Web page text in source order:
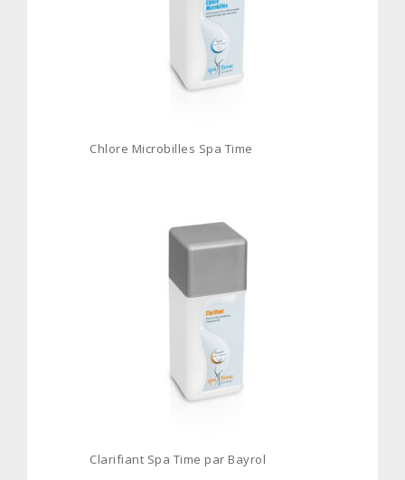
Chlore Microbilles Spa Time
Clarifiant Spa Time par Bayrol